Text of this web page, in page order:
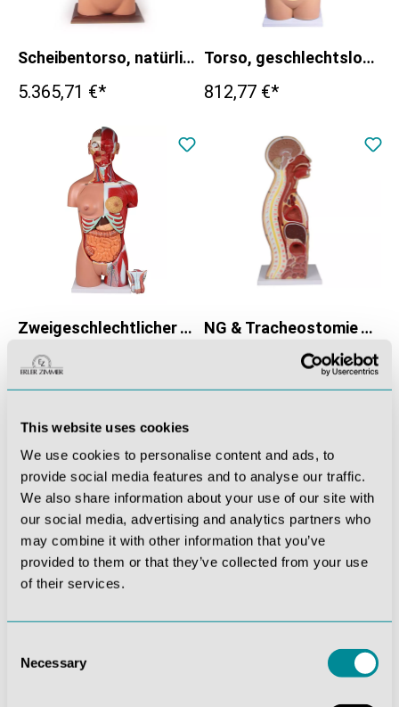
This website uses cookies
We use cookies to personalise content and ads, to
provide social media features and to analyse our traffic.
We also share information about your use of our site with
our social media, advertising and analytics partners who
may combine it with other information that you’ve
provided to them or that they’ve collected from your use
of their services.
Selection
Necessary
Scheibentorso, natürliche Größe
5.365,71 €*
Torso, geschlechtslos, 12 Teile
812,77 €*
Zweigeschlechtlicher Torso mit offenem Rücken, 28-teilig
2.036,09 €*
NG & Tracheostomie Torso, lebensgroß
Anatomische Modelle sind
unverzichtbare Lehrmittel in der
medizinischen Ausbildung!
Anatomische Modelle sind unverzichtbare Lehrmittel in
Einblick in die komplexe Welt der menschlichen Anatomie
Körpers dienen Lehrern, Dozenten Studenten,